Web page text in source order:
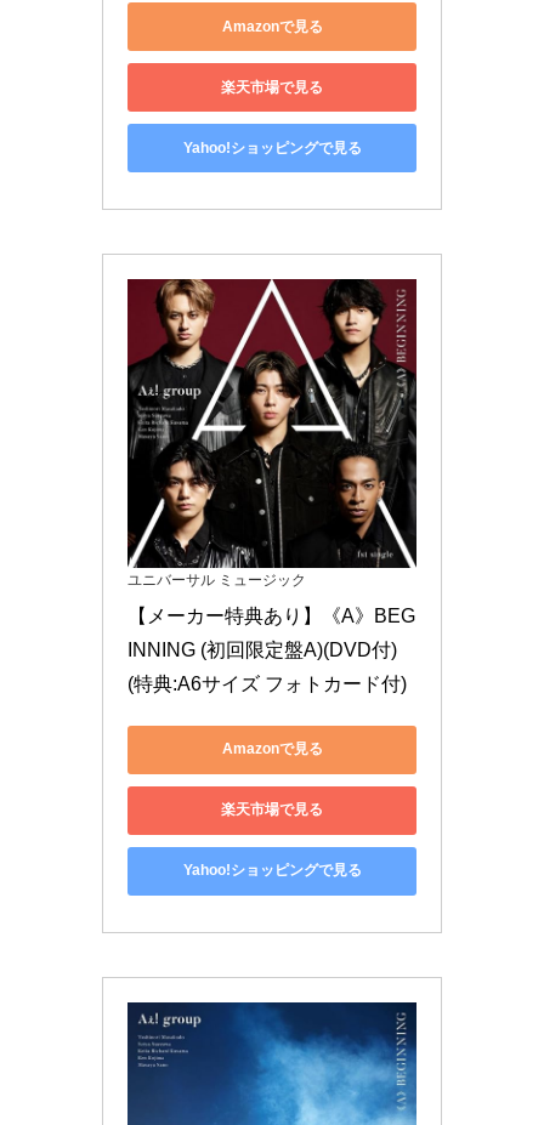
Amazonで見る
楽天市場で見る
Yahoo!ショッピングで見る
ユニバーサル ミュージック
【メーカー特典あり】《A》BEG
INNING (初回限定盤A)(DVD付)
(特典:A6サイズ フォトカード付)
Amazonで見る
楽天市場で見る
Yahoo!ショッピングで見る